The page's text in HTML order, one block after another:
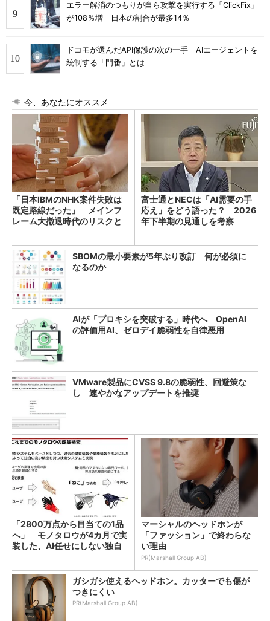
エラー解消のつもりが自ら攻撃を実行する「ClickFix」
が108％増 日本の割合が最多14％
ドコモが選んだAPI保護の次の一手 AIエージェントを
統制する「門番」とは
今、あなたにオススメ
「日本IBMのNHK案件失敗は
既定路線だった」 メインフ
レーム大撤退時代のリスクと
富士通とNECは「AI需要の手
応え」をどう語った？ 2026
年下半期の見通しを考察
SBOMの最小要素が5年ぶり改訂 何が必須に
なるのか
AIが「プロキシを突破する」時代へ OpenAI
の評価用AI、ゼロデイ脆弱性を自律悪用
VMware製品にCVSS 9.8の脆弱性、回避策な
し 速やかなアップデートを推奨
「2800万点から目当ての1品
へ」 モノタロウが4カ月で実
装した、AI任せにしない独自
マーシャルのヘッドホンが
「ファッション」で終わらな
い理由
PR(Marshall Group AB)
ガシガシ使えるヘッドホン。カッターでも傷が
つきにくい
PR(Marshall Group AB)